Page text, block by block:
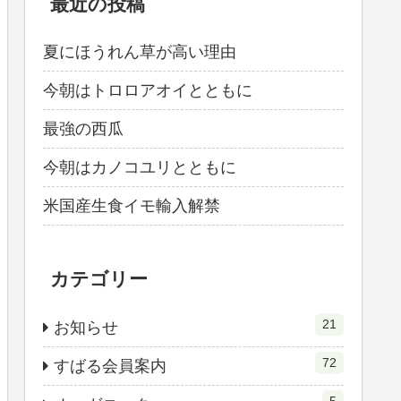
夏にほうれん草が高い理由
今朝はトロロアオイとともに
最強の西瓜
今朝はカノコユリとともに
米国産生食イモ輸入解禁
カテゴリー
お知らせ 21
すばる会員案内 72